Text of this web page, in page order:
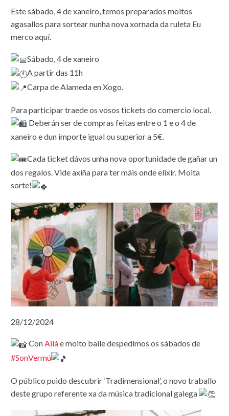
Este sábado, 4 de xaneiro, temos preparados moitos
agasallos para sortear nunha nova xornada da ruleta Eu
merco aquí.
Sábado, 4 de xaneiro
A partir das 11h
Carpa de Alameda en Xogo.
Para participar traede os vosos tickets do comercio local.
Deberán ser de compras feitas entre o 1 e o 4 de
xaneiro e dun importe igual ou superior a 5€.
Cada ticket dávos unha nova oportunidade de gañar un
dos regalos. Vide axiña para ter máis onde elixir. Moita
sorte!
28/12/2024
ConAiláe moito baile despedimos os sábados de
#SonVermú
O público puido descubrir ‘Tradimensional’, o novo traballo
deste grupo referente xa da música tradicional galega